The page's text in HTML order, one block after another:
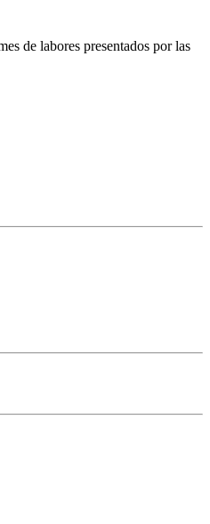
de labores presentados por las